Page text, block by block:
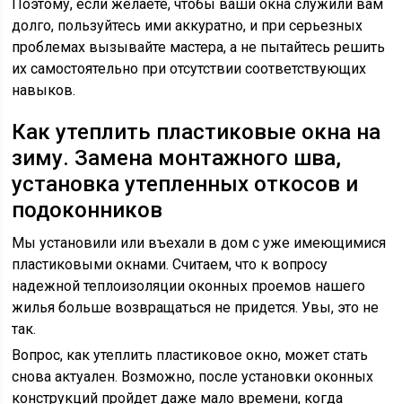
Поэтому, если желаете, чтобы ваши окна служили вам
долго, пользуйтесь ими аккуратно, и при серьезных
проблемах вызывайте мастера, а не пытайтесь решить
их самостоятельно при отсутствии соответствующих
навыков.
Как утеплить пластиковые окна на
зиму. Замена монтажного шва,
установка утепленных откосов и
подоконников
Мы установили или въехали в дом с уже имеющимися
пластиковыми окнами. Считаем, что к вопросу
надежной теплоизоляции оконных проемов нашего
жилья больше возвращаться не придется. Увы, это не
так.
Вопрос, как утеплить пластиковое окно, может стать
снова актуален. Возможно, после установки оконных
конструкций пройдет даже мало времени, когда